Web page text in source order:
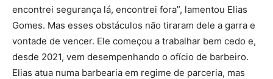
encontrei segurança lá, encontrei fora”, lamentou Elias
Gomes. Mas esses obstáculos não tiraram dele a garra e
vontade de vencer. Ele começou a trabalhar bem cedo e,
desde 2021, vem desempenhando o ofício de barbeiro.
Elias atua numa barbearia em regime de parceria, mas